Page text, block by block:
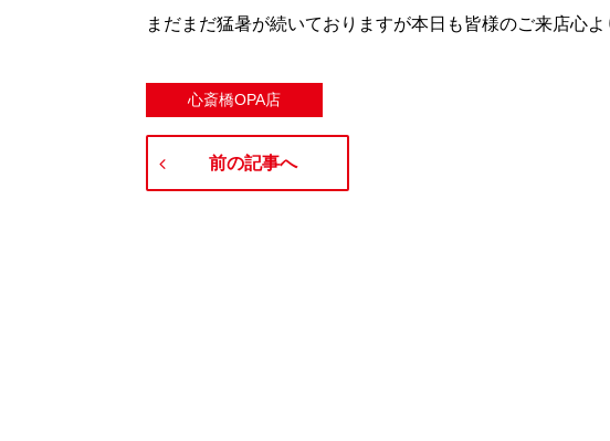
まだまだ猛暑が続いておりますが本日も皆様のご来店心よ
心斎橋OPA店
前の記事へ